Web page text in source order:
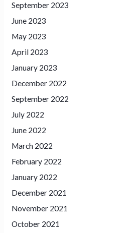
September 2023
June 2023
May 2023
April 2023
January 2023
December 2022
September 2022
July 2022
June 2022
March 2022
February 2022
January 2022
December 2021
November 2021
October 2021